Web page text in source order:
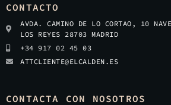
CONTACTO
AVDA. CAMINO DE LO CORTAO, 10
LOS REYES 28703 MADRID
+34 917 02 45 03
ATTCLIENTE@ELCALDEN.ES
CONTACTA CON NOSOTROS